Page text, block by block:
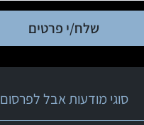
שלח/י פרטים
סוגי מודעות אבל לפרסום